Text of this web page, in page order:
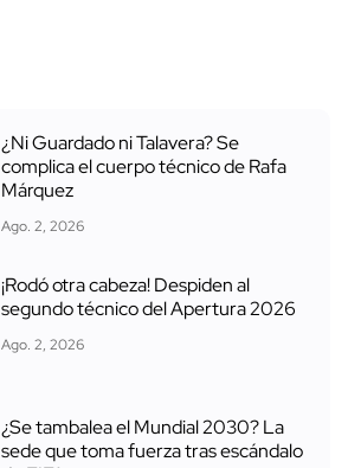
¿Ni Guardado ni Talavera? Se
complica el cuerpo técnico de Rafa
Márquez
Ago. 2, 2026
¡Rodó otra cabeza! Despiden al
segundo técnico del Apertura 2026
Ago. 2, 2026
¿Se tambalea el Mundial 2030? La
sede que toma fuerza tras escándalo